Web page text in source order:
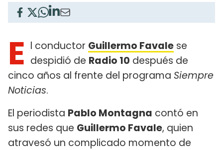
E l conductor Guillermo Favale se
despidió de Radio 10 después de
cinco años al frente del programa Siempre
Noticias.
El periodista Pablo Montagna contó en
sus redes que Guillermo Favale, quien
atravesó un complicado momento de